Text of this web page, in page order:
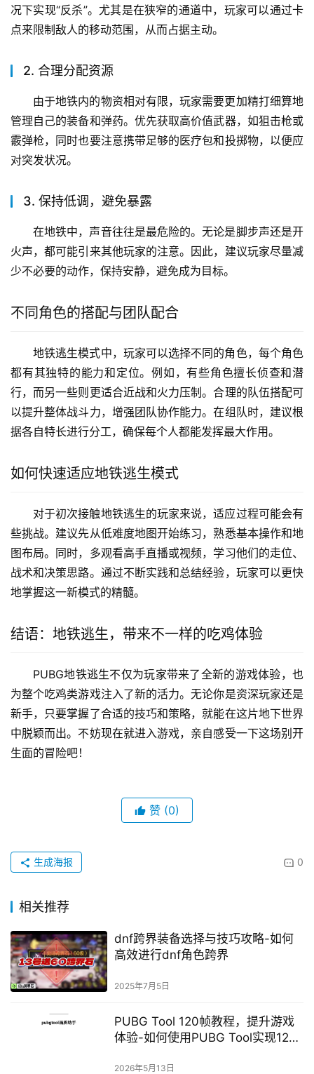
况下实现“反杀”。尤其是在狭窄的通道中，玩家可以通过卡
点来限制敌人的移动范围，从而占据主动。
2. 合理分配资源
由于地铁内的物资相对有限，玩家需要更加精打细算地
管理自己的装备和弹药。优先获取高价值武器，如狙击枪或
霰弹枪，同时也要注意携带足够的医疗包和投掷物，以便应
对突发状况。
3. 保持低调，避免暴露
在地铁中，声音往往是最危险的。无论是脚步声还是开
火声，都可能引来其他玩家的注意。因此，建议玩家尽量减
少不必要的动作，保持安静，避免成为目标。
不同角色的搭配与团队配合
地铁逃生模式中，玩家可以选择不同的角色，每个角色
都有其独特的能力和定位。例如，有些角色擅长侦查和潜
行，而另一些则更适合近战和火力压制。合理的队伍搭配可
以提升整体战斗力，增强团队协作能力。在组队时，建议根
据各自特长进行分工，确保每个人都能发挥最大作用。
如何快速适应地铁逃生模式
对于初次接触地铁逃生的玩家来说，适应过程可能会有
些挑战。建议先从低难度地图开始练习，熟悉基本操作和地
图布局。同时，多观看高手直播或视频，学习他们的走位、
战术和决策思路。通过不断实践和总结经验，玩家可以更快
地掌握这一新模式的精髓。
结语：地铁逃生，带来不一样的吃鸡体验
PUBG地铁逃生不仅为玩家带来了全新的游戏体验，也
为整个吃鸡类游戏注入了新的活力。无论你是资深玩家还是
新手，只要掌握了合适的技巧和策略，就能在这片地下世界
中脱颖而出。不妨现在就进入游戏，亲自感受一下这场别开
生面的冒险吧！
赞 (0)
0
生成海报
相关推荐
dnf跨界装备选择与技巧攻略-如何
高效进行dnf角色跨界
2025年7月5日
PUBG Tool 120帧教程，提升游戏
体验-如何使用PUBG Tool实现120
2026年5月13日